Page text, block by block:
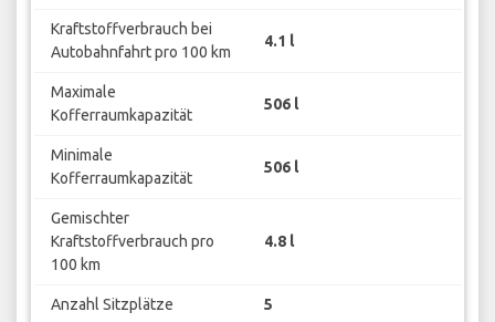
Kraftstoffverbrauch bei
Autobahnfahrt pro 100 km
4.1 l
Maximale
Kofferraumkapazität
506 l
Minimale
Kofferraumkapazität
506 l
Gemischter
Kraftstoffverbrauch pro
100 km
4.8 l
Anzahl Sitzplätze 5